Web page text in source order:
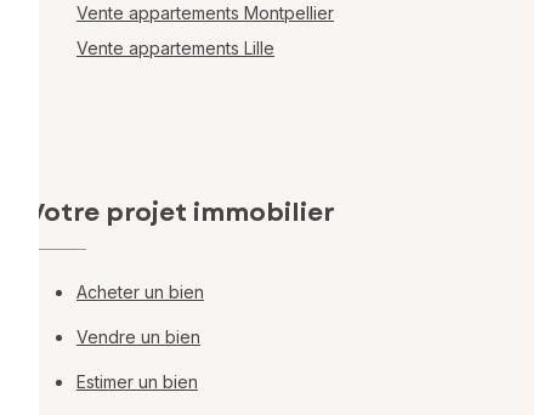
Vente appartements Montpellier
Vente appartements Lille
Votre projet immobilier
Acheter un bien
Vendre un bien
Estimer un bien